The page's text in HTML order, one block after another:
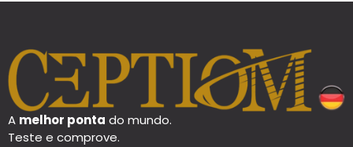
A melhor ponta do mundo.
Teste e comprove.